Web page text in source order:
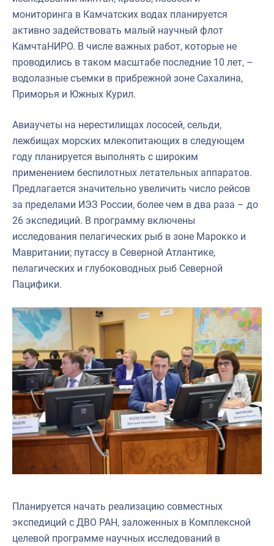
мониторинга в Камчатских водах планируется
активно задействовать малый научный флот
КамчтаНИРО. В числе важных работ, которые не
проводились в таком масштабе последние 10 лет, –
водолазные съемки в прибрежной зоне Сахалина,
Приморья и Южных Курил.
Авиаучеты на нерестилищах лососей, сельди,
лежбищах морских млекопитающих в следующем
году планируется выполнять с широким
применением беспилотных летательных аппаратов.
Предлагается значительно увеличить число рейсов
за пределами ИЭЗ России, более чем в два раза – до
26 экспедиций. В программу включены
исследования пелагических рыб в зоне Марокко и
Мавритании; путассу в Северной Атлантике,
пелагических и глубоководных рыб Северной
Пацифики.
Планируется начать реализацию совместных
экспедиций с ДВО РАН, заложенных в Комплексной
целевой программе научных исследований в